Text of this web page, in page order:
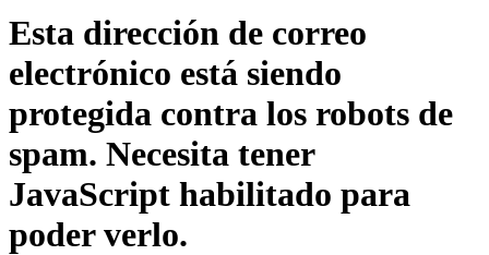
Esta dirección de correo
electrónico está siendo
protegida contra los robots de
spam. Necesita tener
JavaScript habilitado para
poder verlo.